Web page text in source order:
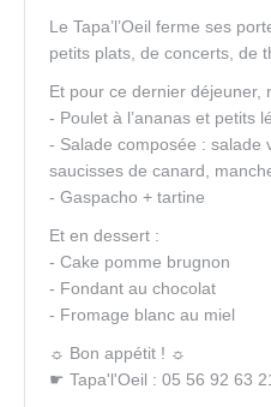
Le Tapa’l’Oeil ferme ses
petits plats, de concerts, de
Et pour ce dernier déjeuner,
- Poulet à l’ananas et petits
- Salade composée : salade
saucisses de canard,
- Gaspacho + tartine
Et en dessert :
- Cake pomme brugnon
- Fondant au chocolat
- Fromage blanc au miel
☼ Bon appétit ! ☼
☛ Tapa'l'Oeil : 05 56 92 63